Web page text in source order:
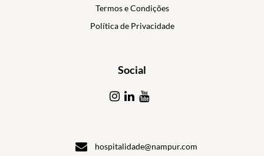
Termos e Condições
Política de Privacidade
Social
hospitalidade@nampur.com